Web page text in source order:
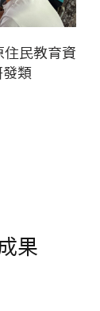
住民教育資
發類
果